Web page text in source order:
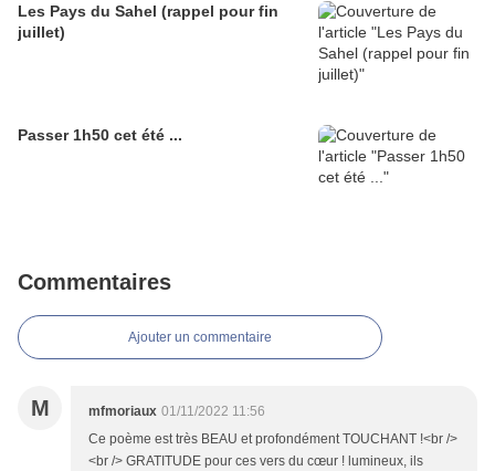
Les Pays du Sahel (rappel pour fin
juillet)
Passer 1h50 cet été ...
Commentaires
Ajouter un commentaire
M mfmoriaux 01/11/2022 11:56
Ce poème est très BEAU et profondément TOUCHANT !<br />
<br /> GRATITUDE pour ces vers du cœur ! lumineux, ils